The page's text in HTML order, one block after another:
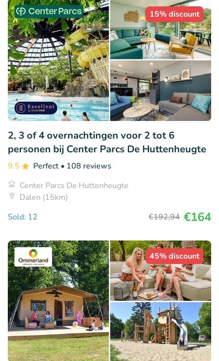
15% discount
2, 3 of 4 overnachtingen voor 2 tot 6
personen bij Center Parcs De Huttenheugte
9.5 Perfect • 108 reviews
Center Parcs De Huttenheugte
Dalen (15km)
Sold: 12
€192,94 €164
45% discount